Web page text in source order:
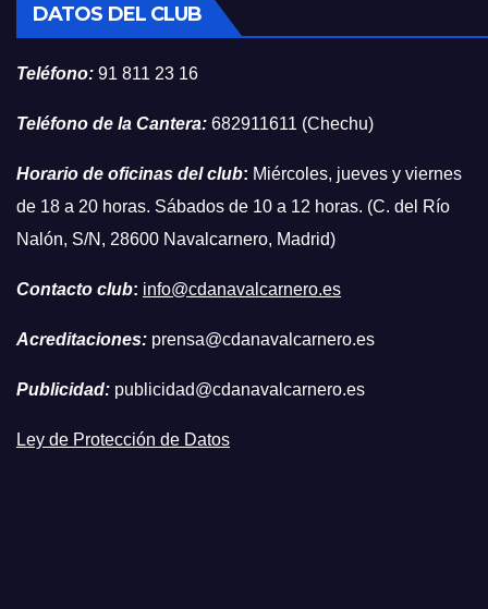
DATOS DEL CLUB
Teléfono: 91 811 23 16
Teléfono de la Cantera: 682911611 (Chechu)
Horario de oficinas del club: Miércoles, jueves y viernes
de 18 a 20 horas. Sábados de 10 a 12 horas. (C. del Río
Nalón, S/N, 28600 Navalcarnero, Madrid)
Contacto club: info@cdanavalcarnero.es
Acreditaciones: prensa@cdanavalcarnero.es
Publicidad: publicidad@cdanavalcarnero.es
Ley de Protección de Datos